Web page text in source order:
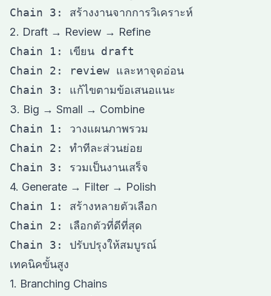
2. Draft → Review → Refine
Chain 1: เขียน draft
Chain 2: review และหาจุดอ่อน
3. Big → Small → Combine
Chain 1: วางแผนภาพรวม
Chain 2: ทำทีละส่วนย่อย
4. Generate → Filter → Polish
Chain 1: สร้างหลายตัวเลือก
Chain 2: เลือกตัวที่ดีที่สุด
เทคนิคขั้นสูง
1. Branching Chains